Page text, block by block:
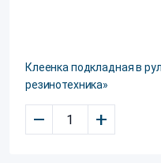
Клеенка подкладная в
резинотехника»
– +